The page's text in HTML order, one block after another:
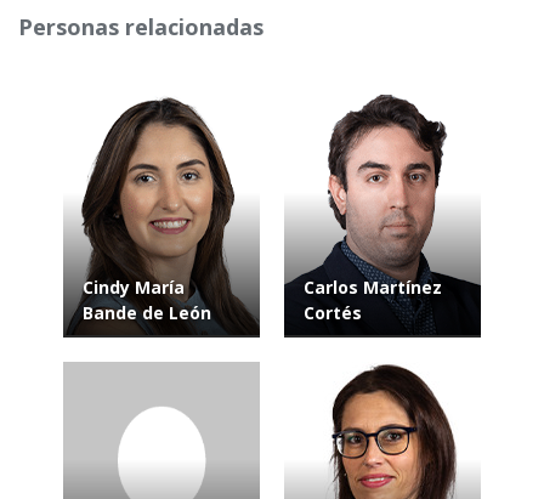
Personas relacionadas
Cindy María
Bande de León
Carlos Martínez
Cortés